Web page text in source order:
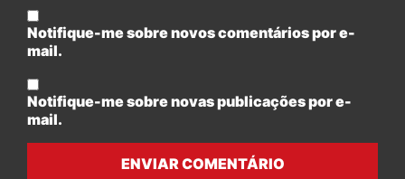
Notifique-me sobre novos comentários por e-
mail.
Notifique-me sobre novas publicações por e-
mail.
ENVIAR COMENTÁRIO